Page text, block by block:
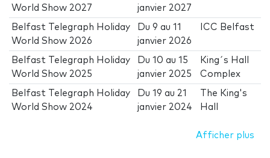
World Show 2027
janvier 2027
Belfast Telegraph Holiday
World Show 2026
Du9 au11
janvier 2026
ICC Belfast
Belfast Telegraph Holiday
World Show 2025
Du10 au15
janvier 2025
King´s Hall
Complex
Belfast Telegraph Holiday
World Show 2024
Du19 au 21
janvier 2024
The King's
Hall
Afficher plus